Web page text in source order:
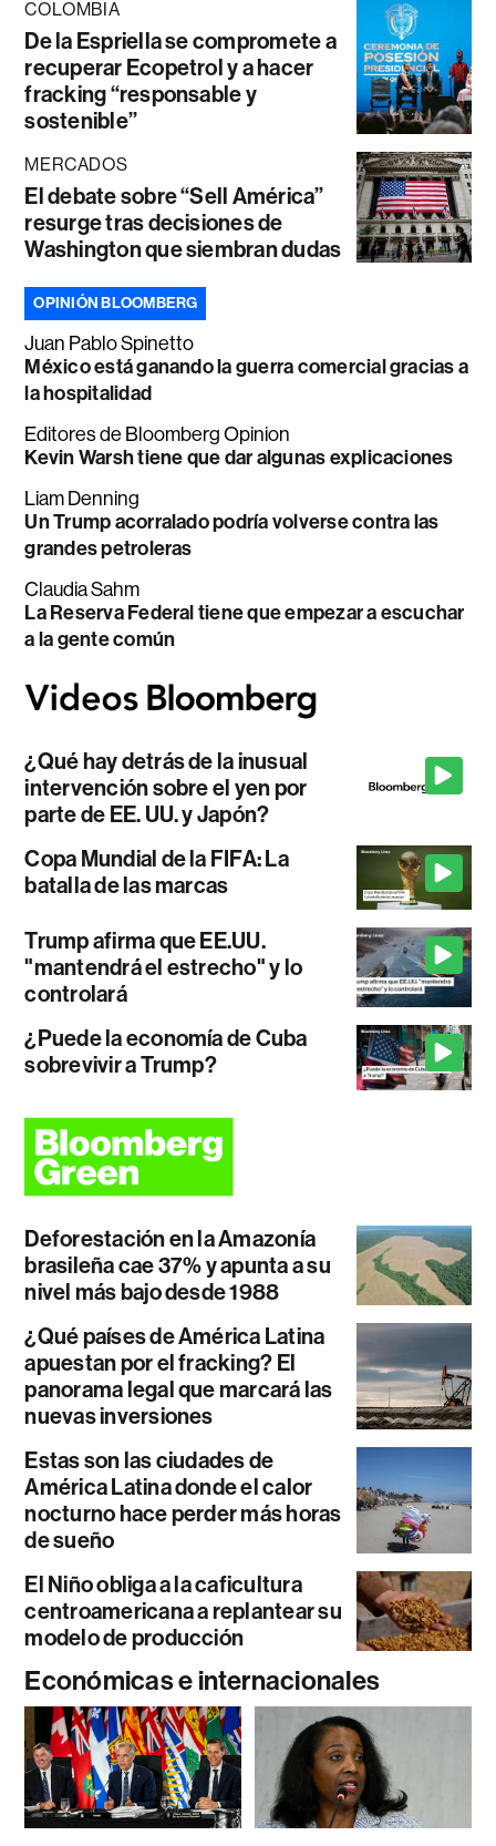
COLOMBIA
De la Espriella se compromete a
recuperar Ecopetrol y a hacer
fracking “responsable y
sostenible”
MERCADOS
El debate sobre “Sell América”
resurge tras decisiones de
Washington que siembran dudas
OPINIÓN BLOOMBERG
Juan Pablo Spinetto
México está ganando la guerra comercial gracias a
la hospitalidad
Editores de Bloomberg Opinion
Kevin Warsh tiene que dar algunas explicaciones
Liam Denning
Un Trump acorralado podría volverse contra las
grandes petroleras
Claudia Sahm
La Reserva Federal tiene que empezar a escuchar
a la gente común
¿Qué hay detrás de la inusual
intervención sobre el yen por
parte de EE. UU. y Japón?
Copa Mundial de la FIFA: La
batalla de las marcas
Trump afirma que EE.UU.
"mantendrá el estrecho" y lo
controlará
¿Puede la economía de Cuba
sobrevivir a Trump?
Deforestación en la Amazonía
brasileña cae 37% y apunta a su
nivel más bajo desde 1988
¿Qué países de América Latina
apuestan por el fracking? El
panorama legal que marcará las
nuevas inversiones
Estas son las ciudades de
América Latina donde el calor
nocturno hace perder más horas
de sueño
El Niño obliga a la caficultura
centroamericana a replantear su
modelo de producción
Económicas e internacionales